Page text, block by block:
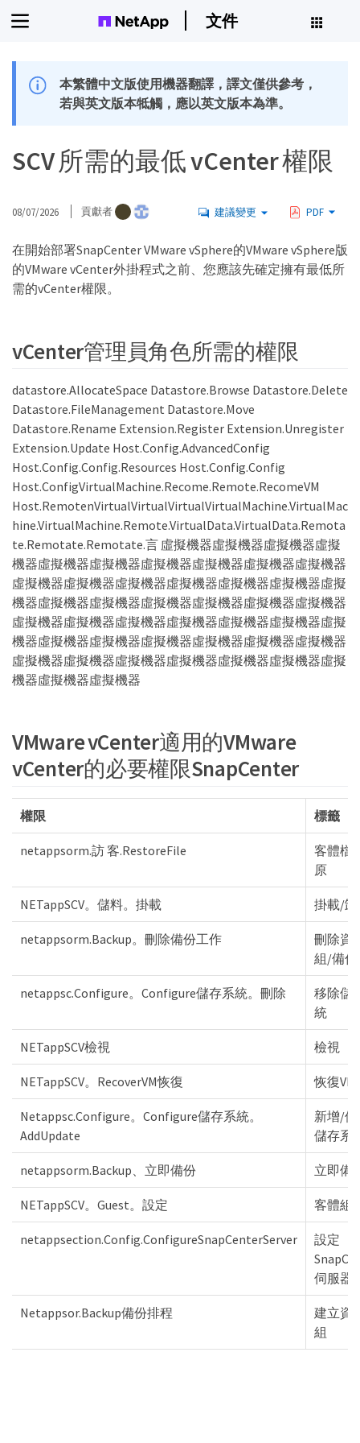
文件
本繁體中文版使用機器翻譯，譯文僅供參考，
若與英文版本牴觸，應以英文版本為準。
SCV 所需的最低 vCenter 權限
08/07/2026 貢獻者 建議變更 PDF
在開始部署SnapCenter VMware vSphere的VMware vSphere版
的VMware vCenter外掛程式之前、您應該先確定擁有最低所
需的vCenter權限。
vCenter管理員角色所需的權限
datastore.AllocateSpace Datastore.Browse Datastore.Delete
Datastore.FileManagement Datastore.Move
Datastore.Rename Extension.Register Extension.Unregister
Extension.Update Host.Config.AdvancedConfig
Host.Config.Config.Resources Host.Config.Config
Host.ConfigVirtualMachine.Recome.Remote.RecomeVM
Host.RemotenVirtualVirtualVirtualVirtualMachine.VirtualMac
hine.VirtualMachine.Remote.VirtualData.VirtualData.Remota
te.Remotate.Remotate.言 虛擬機器虛擬機器虛擬機器虛擬
機器虛擬機器虛擬機器虛擬機器虛擬機器虛擬機器虛擬機器
虛擬機器虛擬機器虛擬機器虛擬機器虛擬機器虛擬機器虛擬
機器虛擬機器虛擬機器虛擬機器虛擬機器虛擬機器虛擬機器
虛擬機器虛擬機器虛擬機器虛擬機器虛擬機器虛擬機器虛擬
機器虛擬機器虛擬機器虛擬機器虛擬機器虛擬機器虛擬機器
虛擬機器虛擬機器虛擬機器虛擬機器虛擬機器虛擬機器虛擬
機器虛擬機器虛擬機器
VMware vCenter適用的VMware
vCenter的必要權限SnapCenter
權限 標籤
netappsorm.訪 客.RestoreFile
客體檔
原
NETappSCV。儲料。掛載 掛載/
netappsorm.Backup。刪除備份工作
刪除資
組/備份
netappsc.Configure。Configure儲存系統。刪除
移除儲
統
NETappSCV檢視 檢視
NETappSCV。RecoverVM恢復 恢復VM
Netappsc.Configure。Configure儲存系統。
AddUpdate
新增/
儲存系
netappsorm.Backup、立即備份 立即備
NETappSCV。Guest。設定 客體組
netappsection.Config.ConfigureSnapCenterServer
設定
伺服器
Netappsor.Backup備份排程
建立資
組